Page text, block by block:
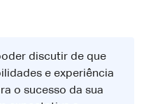
discutir de que
e experiência
o sucesso da sua